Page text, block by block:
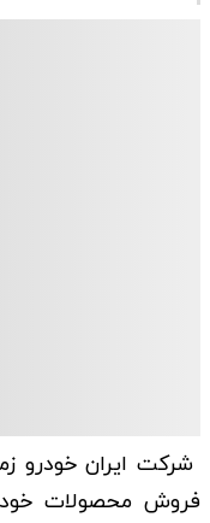
شرکت ایران خودرو
فروش محصولات خود